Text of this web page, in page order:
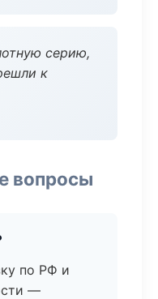
серию,
к
вопросы
по РФ и
—